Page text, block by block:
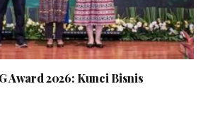
Award 2026: Kunci Bisnis